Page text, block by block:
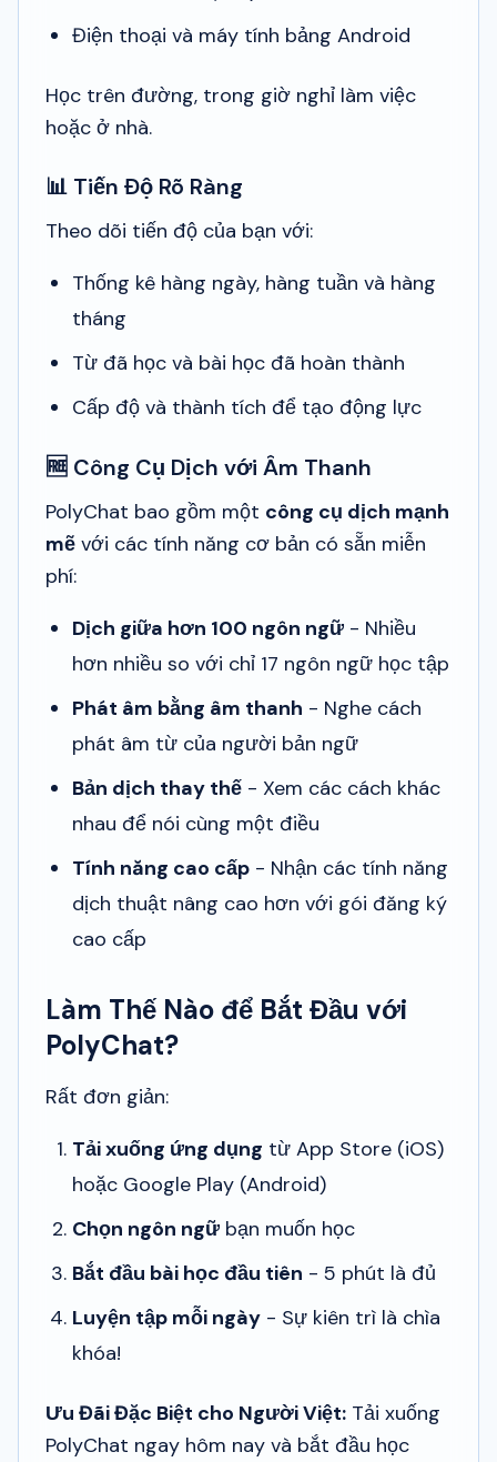
Điện thoại và máy tính bảng Android
Học trên đường, trong giờ nghỉ làm việc
hoặc ở nhà.
📊 Tiến Độ Rõ Ràng
Theo dõi tiến độ của bạn với:
Thống kê hàng ngày, hàng tuần và hàng
tháng
Từ đã học và bài học đã hoàn thành
Cấp độ và thành tích để tạo động lực
🆓 Công Cụ Dịch với Âm Thanh
PolyChat bao gồm một công cụ dịch mạnh
mẽ với các tính năng cơ bản có sẵn miễn
phí:
Dịch giữa hơn 100 ngôn ngữ - Nhiều
hơn nhiều so với chỉ 17 ngôn ngữ học tập
Phát âm bằng âm thanh - Nghe cách
phát âm từ của người bản ngữ
Bản dịch thay thế - Xem các cách khác
nhau để nói cùng một điều
Tính năng cao cấp - Nhận các tính năng
dịch thuật nâng cao hơn với gói đăng ký
cao cấp
Làm Thế Nào để Bắt Đầu với
PolyChat?
Rất đơn giản:
Tải xuống ứng dụng từ App Store (iOS)
hoặc Google Play (Android)
Chọn ngôn ngữ bạn muốn học
Bắt đầu bài học đầu tiên - 5 phút là đủ
Luyện tập mỗi ngày - Sự kiên trì là chìa
khóa!
Ưu Đãi Đặc Biệt cho Người Việt: Tải xuống
PolyChat ngay hôm nay và bắt đầu học